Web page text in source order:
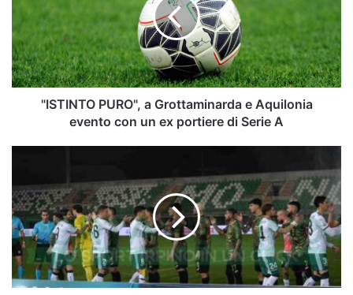
Aquilonia
evento
con
un
"ISTINTO PURO", a Grottaminarda e Aquilonia
evento con un ex portiere di Serie A
ex
obiettivo
dell'Avellino
sta
per
rinnovare
con